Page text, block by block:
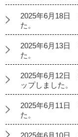
2025年6月18日
た。
2025年6月13日
た。
2025年6月12日
ップしました。
2025年6月11日
た。
2025年6月10日